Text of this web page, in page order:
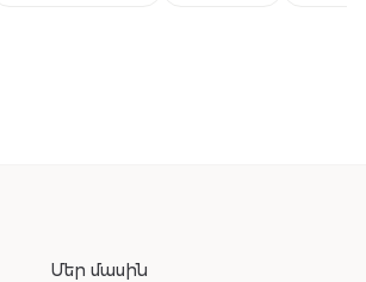
Մեր մասին